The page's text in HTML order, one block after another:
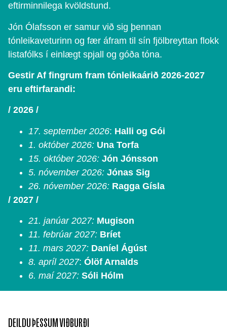
eftirminnilega kvöldstund.
Jón Ólafsson er samur við sig þennan
tónleikaveturinn og fær áfram til sín fjölbreyttan flokk
listafólks í einlægt spjall og góða tóna.
Gestir Af fingrum fram tónleikaárið 2026-2027
eru eftirfarandi:
/ 2026 /
17. september 2026: Halli og Gói
1. október 2026: Una Torfa
15. október 2026: Jón Jónsson
5. nóvember 2026: Jónas Sig
26. nóvember 2026: Ragga Gísla
/ 2027 /
21. janúar 2027: Mugison
11. febrúar 2027: Bríet
11. mars 2027: Daníel Ágúst
8. apríl 2027: Ólöf Arnalds
6. maí 2027: Sóli Hólm
DEILDU ÞESSUM VIÐBURÐI